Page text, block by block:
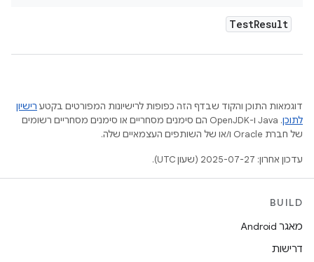
TestResult
דוגמאות התוכן והקוד שבדף הזה כפופות לרישיונות המפורטים בקטע רישיון
לתוכן
.‏ Java ו-OpenJDK הם סימנים מסחריים או סימנים מסחריים רשומים
של חברת Oracle ו/או של השותפים העצמאיים שלה.
עדכון אחרון: 2025-07-27 (שעון UTC).
BUILD
מאגר Android
דרישות